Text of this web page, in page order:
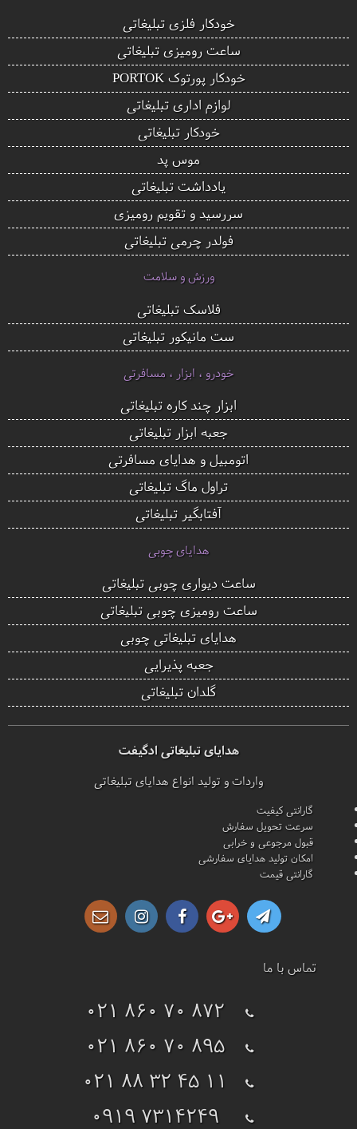
خودکار فلزی تبلیغاتی
ساعت رومیزی تبلیغاتی
خودکار پورتوک PORTOK
لوازم اداری تبلیغاتی
خودکار تبلیغاتی
موس پد
یادداشت تبلیغاتی
سررسید و تقویم رومیزی
فولدر چرمی تبلیغاتی
ورزش و سلامت
فلاسک تبلیغاتی
ست مانیکور تبلیغاتی
خودرو ، ابزار ، مسافرتی
ابزار چند کاره تبلیغاتی
جعبه ابزار تبلیغاتی
اتومبیل و هدایای مسافرتی
تراول ماگ تبلیغاتی
آفتابگیر تبلیغاتی
هدایای چوبی
ساعت دیواری چوبی تبلیغاتی
ساعت رومیزی چوبی تبلیغاتی
هدایای تبلیغاتی چوبی
جعبه پذیرایی
گلدان تبلیغاتی
هدایای تبلیغاتی ادگیفت
واردات و تولید انواع هدایای تبلیغاتی
گارانتی کیفیت
سرعت تحویل سفارش
قبول مرجوعی و خرابی
امکان تولید هدایای سفارشی
گارانتی قیمت
تماس با ما
021 860 70 872
021 860 70 895
021 88 32 45 11
0919 7314249